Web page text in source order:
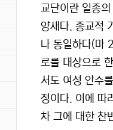
교단이란 일종
양새다. 종교적
나 동일하다(마
로를 대상으로
서도 여성 안수
정이다. 이에 따
차 그에 대한 찬